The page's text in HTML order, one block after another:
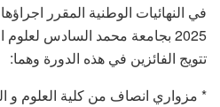
في النهائيات الوطنية المقرر
2025 بجامعة محمد السادس
تتويج الفائزين في هذه الدورة وهما:
* مزواري انصاف من كلية العلوم و